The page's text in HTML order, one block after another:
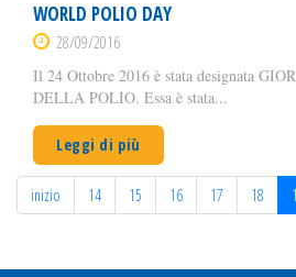
WORLD POLIO DAY
28/09/2016
Il 24 Ottobre 2016 è stata designata
DELLA POLIO. Essa è stata...
Leggi di più
inizio 14 15 16 17 18